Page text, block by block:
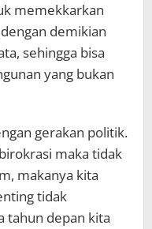
memekkarkan
demikian
sehingga bisa
yang bukan
gerakan politik.
maka tidak
makanya kita
tidak
tahun depan kita